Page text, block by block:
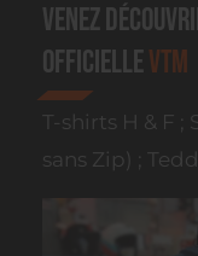
Venez
officielle
T-shirts H & F ;
sans Zip) ;